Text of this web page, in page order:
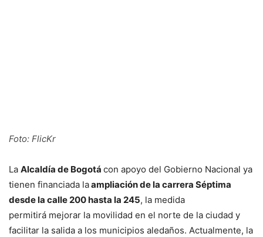
Foto: FlicKr
La Alcaldía de Bogotá con apoyo del Gobierno Nacional ya
tienen financiada laampliación de la carrera Séptima
desde la calle 200 hasta la 245, la medida
permitirá mejorar la movilidad en el norte de la ciudad y
facilitar la salida a los municipios aledaños. Actualmente, la